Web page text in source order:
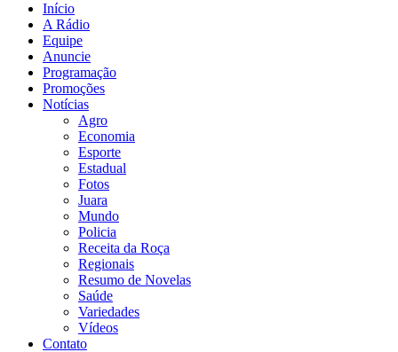
Início
A Rádio
Equipe
Anuncie
Programação
Promoções
Notícias
Agro
Economia
Esporte
Estadual
Fotos
Juara
Mundo
Policia
Receita da Roça
Regionais
Resumo de Novelas
Saúde
Variedades
Vídeos
Contato